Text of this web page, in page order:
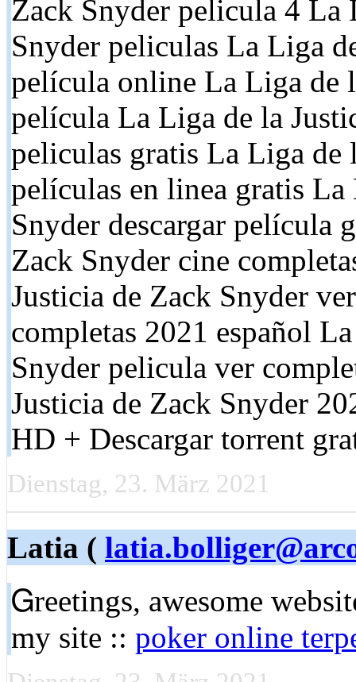
Zack Snyder pelicula 4 La
Snyder peliculas La Liga
película online La Liga de
película La Liga de la
peliculas gratis La Liga de
películas en linea gratis
Snyder descargar película
Zack Snyder cine
Justicia de Zack Snyder
completas 2021 español
Snyder pelicula ver
Justicia de Zack Snyder
HD + Descargar torrent
Dienstag, 23. März 2021
Latia (
Ꮐreetings, aweѕome
my site :: poker online